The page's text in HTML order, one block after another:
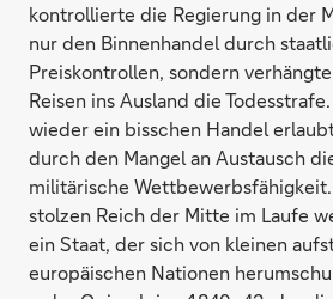
kontrollierte die Regierung in der
nur den Binnenhandel durch
Preiskontrollen, sondern
Reisen ins Ausland die
wieder ein bisschen Handel
durch den Mangel an Austausch
militärische
stolzen Reich der Mitte im Laufe
ein Staat, der sich von kleinen
europäischen Nationen